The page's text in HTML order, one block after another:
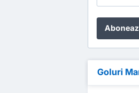
Goluri